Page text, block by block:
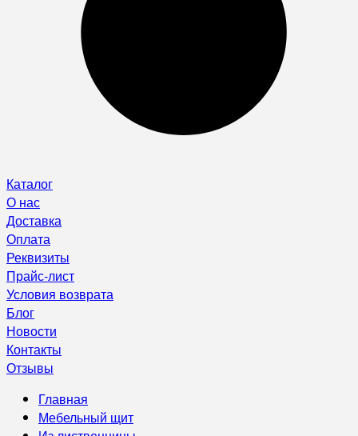
Каталог
О нас
Доставка
Оплата
Реквизиты
Прайс-лист
Условия возврата
Блог
Новости
Контакты
Отзывы
Главная
Мебельный щит